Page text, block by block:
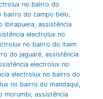
no bairro do
bairro do campo belo,
ibirapuera, assistência
electrolux no
no bairro do itaim
do jaguaré, assistência
electrolux no
electrolux no bairro do
no bairro do mandaqui,
morumbi, assistência